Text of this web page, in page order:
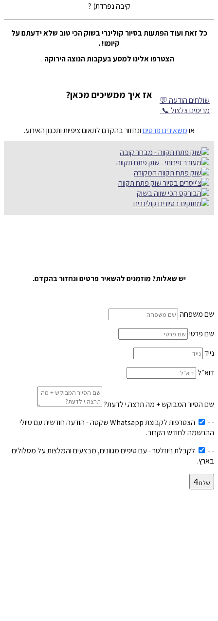
קיבה נפרדת) ?
כל זאת ועוד הפתעות בסיור קולינרי בשוק הכי טוב שלא ידעתם על
קיומו!.
הצטרפו אלינו למסע בעקבות הנוצה הירוקה
אז איך ממשיכים מכאן?
שולחים הודעה 💬
מרימים צלצול 📞
אומשאירים פרטיםונחזור בהקדם לתאום ציפיות ותכנון האירוע.
יש שאלות?מוזמנים להשאיר פרטים ונחזור בהקדם.
שם משפחה
שם פרטי
נייד
דוא״ל
שם הסיור המבוקש + מה תרצה.י לדעת?
-
-
הצטרפות לקבוצת Whatsapp שקטה - הודעה חודשית עם טיולי
ההרשמה לחודש הקרוב.
-
-
לקבלת ניוזלטר - עם טיפים מגוונים, מבצעים והמלצות על מסלולים
בארץ.
שלח